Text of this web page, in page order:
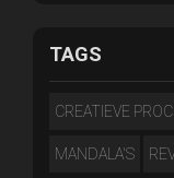
TAGS
CREATIEVE
MANDALA'S